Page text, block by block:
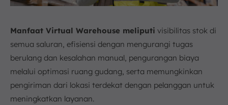
Manfaat Virtual Warehouse meliputi visibilitas stok di
semua saluran, efisiensi dengan mengurangi tugas
berulang dan kesalahan manual, pengurangan biaya
melalui optimasi ruang gudang, serta memungkinkan
pengiriman dari lokasi terdekat dengan pelanggan untuk
meningkatkan layanan.